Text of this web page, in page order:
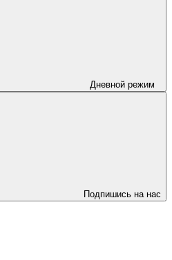
Дневной режим
Подпишись на нас